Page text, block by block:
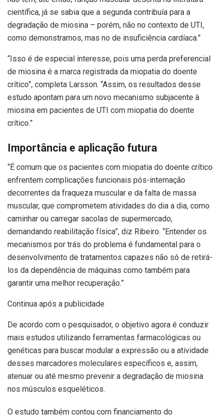
científica, já se sabia que a segunda contribuía para a
degradação de miosina – porém, não no contexto de UTI,
como demonstramos, mas no de insuficiência cardíaca.”
“Isso é de especial interesse, pois uma perda preferencial
de miosina é a marca registrada da miopatia do doente
crítico”, completa Larsson. “Assim, os resultados desse
estudo apontam para um novo mecanismo subjacente à
miosina em pacientes de UTI com miopatia do doente
crítico.”
Importância e aplicação futura
“É comum que os pacientes com miopatia do doente crítico
enfrentem complicações funcionais pós-internação
decorrentes da fraqueza muscular e da falta de massa
muscular, que comprometem atividades do dia a dia, como
caminhar ou carregar sacolas de supermercado,
demandando reabilitação física”, diz Ribeiro. “Entender os
mecanismos por trás do problema é fundamental para o
desenvolvimento de tratamentos capazes não só de retirá-
los da dependência de máquinas como também para
garantir uma melhor recuperação.”
Continua após a publicidade
De acordo com o pesquisador, o objetivo agora é conduzir
mais estudos utilizando ferramentas farmacológicas ou
genéticas para buscar modular a expressão ou a atividade
desses marcadores moleculares específicos e, assim,
atenuar ou até mesmo prevenir a degradação de miosina
nos músculos esqueléticos.
O estudo também contou com financiamento do